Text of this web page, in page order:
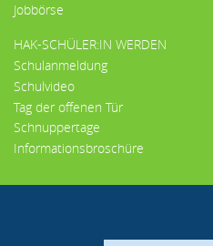
Jobbörse
HAK-SCHÜLER:IN WERDEN
Schulanmeldung
Schulvideo
Tag der offenen Tür
Schnuppertage
Informationsbroschüre